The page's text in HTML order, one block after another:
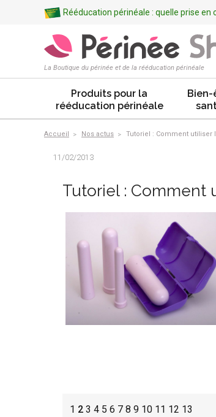
Rééducation périnéale : quelle prise en
La Boutique du périnée et de la rééducation périnéale
Produits pour la
rééducation périnéale
Bien-
Accueil Nos actus Tutoriel : Comment utiliser
11/02/2013
Tutoriel : Comment
1 2 3 4 5 6 7 8 9 10 11 12 13